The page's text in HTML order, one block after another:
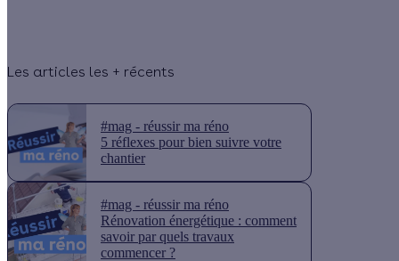
Les articles les + récents
#mag - réussir ma réno
5 réflexes pour bien suivre votre
chantier
#mag - réussir ma réno
Rénovation énergétique : comment
savoir par quels travaux
commencer ?